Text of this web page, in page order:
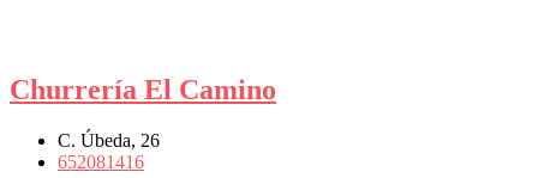
Churrería El Camino
C. Úbeda, 26
652081416